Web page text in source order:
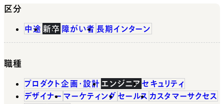
区分
中途 新卒 障がい者 長期インターン
職種
プロダクト企画・設計 エンジニア セキュリティ
デザイナー マーケティング セールス カスタマーサクセス